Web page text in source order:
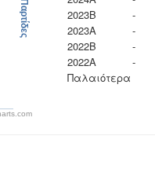
Παρτίδες
2023B
-
2023Α
-
2022B
-
2022A
-
Παλαιότερα